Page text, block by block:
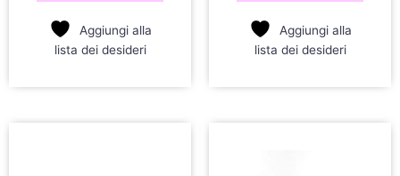
Aggiungi alla
lista dei desideri
Aggiungi alla
lista dei desideri